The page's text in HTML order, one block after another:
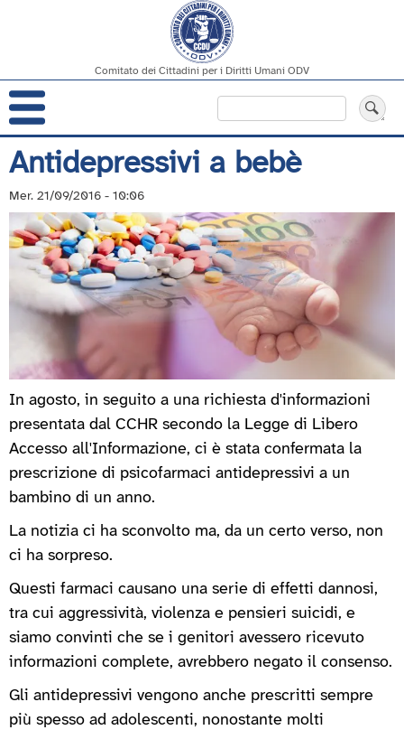
Salta
al
contenuto
principale
Comitato dei Cittadini per i Diritti Umani ODV
Navigazione
principale
Antidepressivi a bebè
Mer. 21/09/2016 - 10:06
In agosto, in seguito a una richiesta d'informazioni
presentata dal CCHR secondo la Legge di Libero
Accesso all'Informazione, ci è stata confermata la
prescrizione di psicofarmaci antidepressivi a un
bambino di un anno.
La notizia ci ha sconvolto ma, da un certo verso, non
ci ha sorpreso.
Questi farmaci causano una serie di effetti dannosi,
tra cui aggressività, violenza e pensieri suicidi, e
siamo convinti che se i genitori avessero ricevuto
informazioni complete, avrebbero negato il consenso.
Gli antidepressivi vengono anche prescritti sempre
più spesso ad adolescenti, nonostante molti